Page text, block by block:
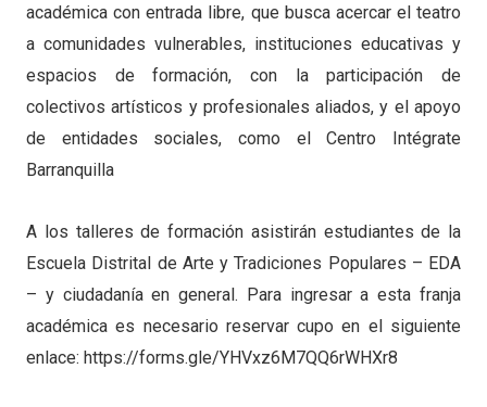
académica con entrada libre, que busca acercar el teatro
a comunidades vulnerables, instituciones educativas y
espacios de formación, con la participación de
colectivos artísticos y profesionales aliados, y el apoyo
de entidades sociales, como el Centro Intégrate
Barranquilla
A los talleres de formación asistirán estudiantes de la
Escuela Distrital de Arte y Tradiciones Populares – EDA
– y ciudadanía en general. Para ingresar a esta franja
académica es necesario reservar cupo en el siguiente
enlace: https://forms.gle/YHVxz6M7QQ6rWHXr8